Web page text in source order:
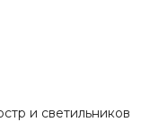
и светильников